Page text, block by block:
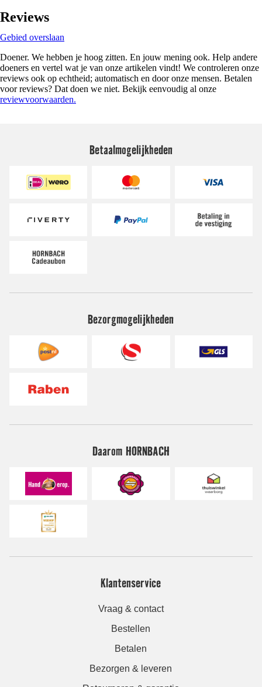
Reviews
Gebied overslaan
Doener. We hebben je hoog zitten. En jouw mening ook. Help andere
doeners en vertel wat je van onze artikelen vindt! We controleren onze
reviews ook op echtheid; automatisch en door onze mensen. Betalen
voor reviews? Dat doen we niet. Bekijk eenvoudig al onze
reviewvoorwaarden.
Betaalmogelijkheden
Bezorgmogelijkheden
Daarom HORNBACH
Klantenservice
Vraag & contact
Bestellen
Betalen
Bezorgen & leveren